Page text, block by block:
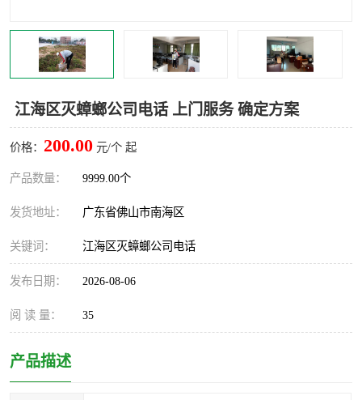
江海区灭蟑螂公司电话 上门服务 确定方案
价格： 200.00 元/个 起
产品数量： 9999.00个
发货地址： 广东省佛山市南海区
关键词： 江海区灭蟑螂公司电话
发布日期： 2026-08-06
阅 读 量： 35
产品描述
害虫防治 灭杀害虫